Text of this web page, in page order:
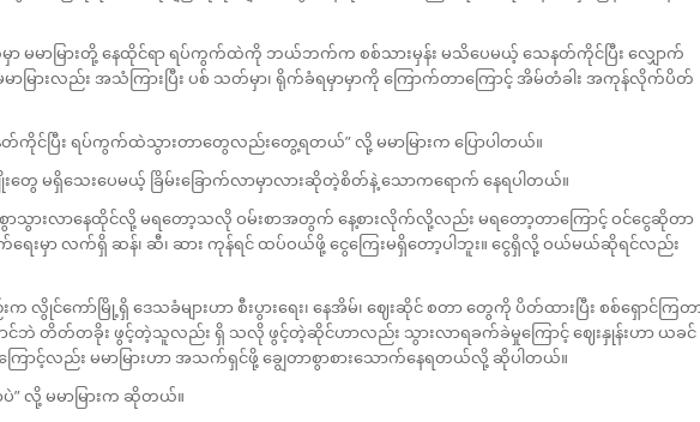
ာက်မှာ မမာမြားတို့ နေထိုင်ရာ ရပ်ကွက်ထဲကို ဘယ်ဘက်က စစ်သားမှန်း မသိပေမယ့် သေနတ်ကိုင်ပြီး လျှောက်
ားလည်း အသံကြားပြီး ပစ် သတ်မှာ၊ ရိုက်ခံရမှာမှာကို ကြောက်တာကြောင့် အိမ်တံခါး အကုန်လိုက်ပိတ်
ကိုင်ပြီး ရပ်ကွက်ထဲသွားတာတွေလည်းတွေ့ရတယ်” လို့ မမာမြားက ပြောပါတယ်။
းတွေ မရှိသေးပေမယ့် ခြိမ်းခြောက်လာမှာလားဆိုတဲ့စိတ်နဲ့ သောကရောက် နေရပါတယ်။
သွားလာနေထိုင်လို့ မရတော့သလို ဝမ်းစာအတွက် နေ့စားလိုက်လို့လည်း မရတော့တာကြောင့် ဝင်ငွေဆိုတာ
က်ရေးမှာ လက်ရှိ ဆန်၊ ဆီ၊ ဆား ကုန်ရင် ထပ်ဝယ်ဖို့ ငွေကြေးမရှိတော့ပါဘူး။ ငွေရှိလို့ ဝယ်မယ်ဆိုရင်လည်း
င်ကော်မြို့ရှိ ဒေသခံများဟာ စီးပွားရေး၊ နေအိမ်၊ ဈေးဆိုင် စတာ တွေကို ပိတ်ထားပြီး စစ်ရှောင်ကြတ
င်ဘဲ တိတ်တခိုး ဖွင့်တဲ့သူလည်း ရှိ သလို ဖွင့်တဲ့ဆိုင်ဟာလည်း သွားလာရခက်ခဲမှုကြောင့် ဈေးနှုန်းဟာ ယခင်
ာင့်လည်း မမာမြားဟာ အသက်ရှင်ဖို့ ချွေတာစွာစားသောက်နေရတယ်လို့ ဆိုပါတယ်။
” လို့ မမာမြားက ဆိုတယ်။